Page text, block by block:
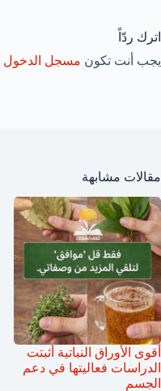
اترك ردّاً
يجب أنت تكون مسجل الدخول
مقالات مشابهة
أقوى الأوراق النباتية أثبتت
الدراسات فعاليتها في دعم
الجسم